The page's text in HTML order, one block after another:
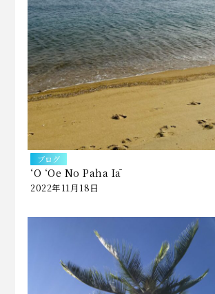
ブログ
ʻO ʻOe No Paha Iā
2022年11月18日